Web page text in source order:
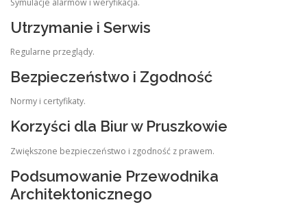
Utrzymanie i Serwis
Regularne przeglądy.
Bezpieczeństwo i Zgodność
Normy i certyfikaty.
Korzyści dla Biur w Pruszkowie
Zwiększone bezpieczeństwo i zgodność z prawem.
Podsumowanie Przewodnika
Architektonicznego